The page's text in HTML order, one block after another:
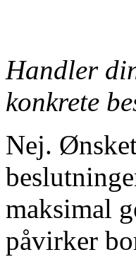
Handler
konkrete
Nej.
maksimal
påvirker